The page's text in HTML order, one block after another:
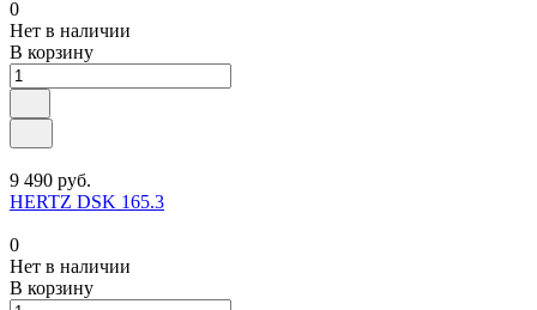
0
Нет в наличии
В корзину
9 490 руб.
HERTZ DSK 165.3
0
Нет в наличии
В корзину